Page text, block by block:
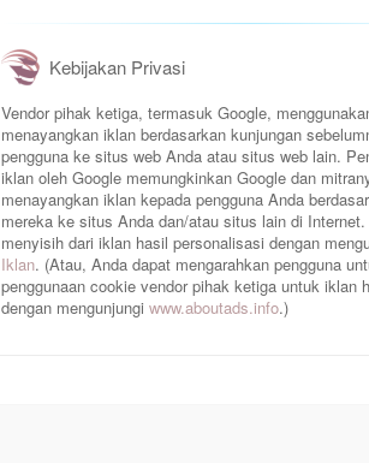
Kebijakan Privasi
Vendor pihak ketiga, termasuk Google,
menayangkan iklan berdasarkan kunjungan
pengguna ke situs web Anda atau situs web lain.
iklan oleh Google memungkinkan Google dan
menayangkan iklan kepada pengguna Anda
mereka ke situs Anda dan/atau situs lain di
menyisih dari iklan hasil personalisasi dengan
Iklan. (Atau, Anda dapat mengarahkan pengguna
penggunaan cookie vendor pihak ketiga untuk iklan
dengan mengunjungi www.aboutads.info.)